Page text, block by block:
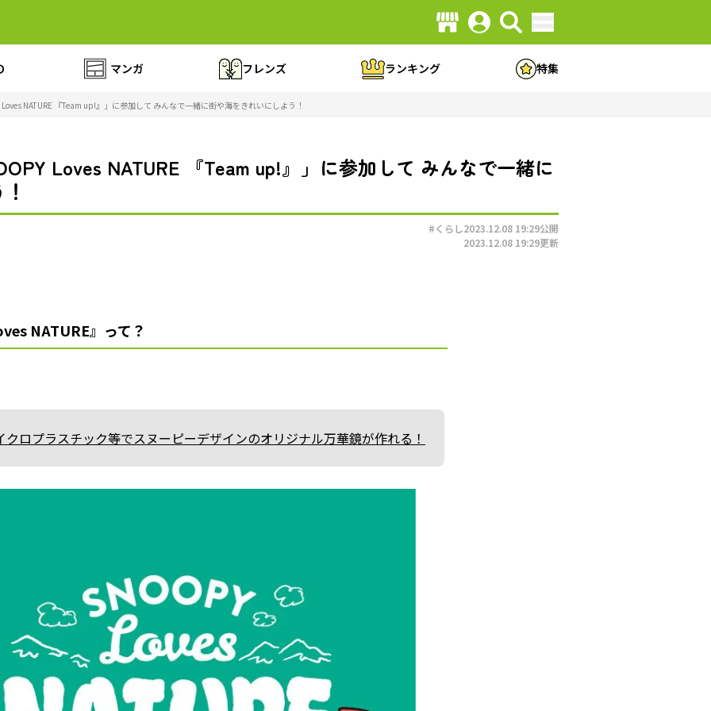
マンガ フレンズ ランキング 特集
NATURE 『Team up!』」に参加して みんなで一緒に街や海をきれいにしよう！
Loves NATURE 『Team up!』」に参加して みんなで一緒に
#くらし2023.12.08 19:29公開
2023.12.08 19:29更新
NATURE』って？
クロプラスチック等でスヌーピーデザインのオリジナル万華鏡が作れる！